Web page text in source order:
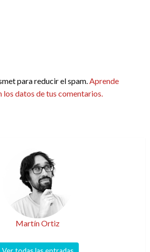
para reducir el spam. Aprende
los datos de tus comentarios.
Martín Ortiz